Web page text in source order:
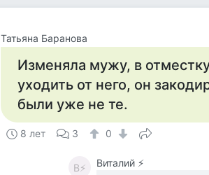
Татьяна Баранова
Изменяла мужу, в
уходить от него, он
были уже не те.
8 лет 3 0
В⚡ Виталий ⚡️